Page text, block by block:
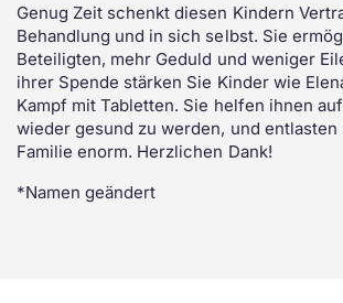
Genug Zeit schenkt diesen Kindern
Behandlung und in sich selbst. Sie
Beteiligten, mehr Geduld und weniger
ihrer Spende stärken Sie Kinder wie
Kampf mit Tabletten. Sie helfen ihnen
wieder gesund zu werden, und entlasten
Familie enorm. Herzlichen Dank!
*Namen geändert